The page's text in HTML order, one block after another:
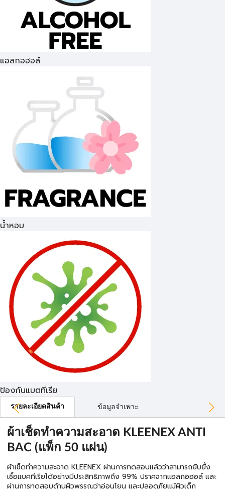
แอลกอฮอล์
น้ำหอม
ป้องกันแบตทีเรีย
รายละเอียดสินค้า ข้อมูลจำเพาะ
ผ้าเช็ดทำความสะอาด KLEENEX ANTI
BAC (แพ็ก 50 แผ่น)
ผ้าเช็ดทำความสะอาด KLEENEX ผ่านการทดสอบแล้วว่าสามารถยับยั้ง
เชื้อแบคทีเรียได้อย่างมีประสิทธิภาพถึง 99% ปราศจากแอลกอฮอล์ และ
ผ่านการทดสอบด้านผิวพรรณว่าอ่อนโยน และปลอดภัยแม้ผิวเด็ก